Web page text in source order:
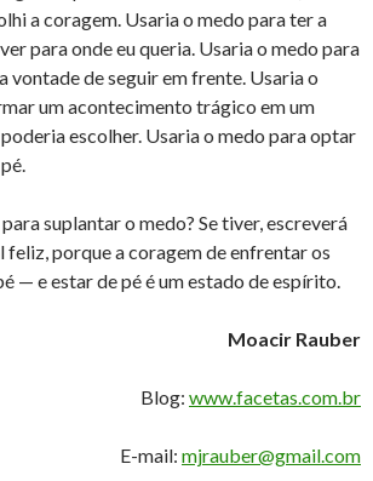
a coragem. Usaria o medo para ter a
para onde eu queria. Usaria o medo para
vontade de seguir em frente. Usaria o
um acontecimento trágico em um
escolher. Usaria o medo para optar
suplantar o medo? Se tiver, escreverá
feliz, porque a coragem de enfrentar os
— e estar de pé é um estado de espírito.
Moacir Rauber
Blog: www.facetas.com.br
E-mail: mjrauber@gmail.com